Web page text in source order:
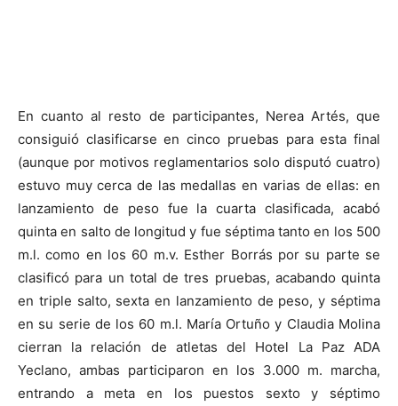
En cuanto al resto de participantes, Nerea Artés, que
consiguió clasificarse en cinco pruebas para esta final
(aunque por motivos reglamentarios solo disputó cuatro)
estuvo muy cerca de las medallas en varias de ellas: en
lanzamiento de peso fue la cuarta clasificada, acabó
quinta en salto de longitud y fue séptima tanto en los 500
m.l. como en los 60 m.v. Esther Borrás por su parte se
clasificó para un total de tres pruebas, acabando quinta
en triple salto, sexta en lanzamiento de peso, y séptima
en su serie de los 60 m.l. María Ortuño y Claudia Molina
cierran la relación de atletas del Hotel La Paz ADA
Yeclano, ambas participaron en los 3.000 m. marcha,
entrando a meta en los puestos sexto y séptimo